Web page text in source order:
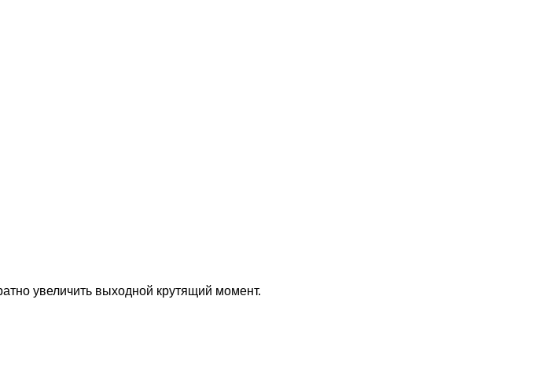
увеличить выходной крутящий момент.